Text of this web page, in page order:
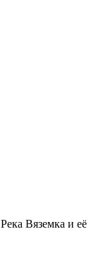
Река Вяземка и её